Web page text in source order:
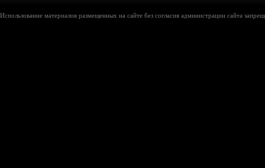
Использование материалов размещенных на сайте без согласия администрации сайта